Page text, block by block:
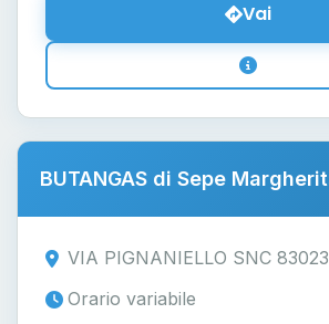
Vai
BUTANGAS di Sepe
VIA PIGNANIELLO SNC
Orario variabile